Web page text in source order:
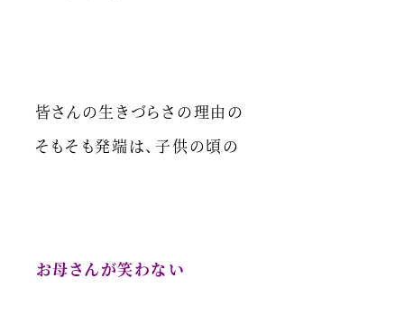
皆さんの生きづらさの理由の
そもそも発端は、子供の頃の
お母さんが笑わない